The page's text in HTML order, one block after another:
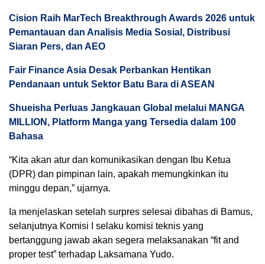
Cision Raih MarTech Breakthrough Awards 2026 untuk
Pemantauan dan Analisis Media Sosial, Distribusi
Siaran Pers, dan AEO
Fair Finance Asia Desak Perbankan Hentikan
Pendanaan untuk Sektor Batu Bara di ASEAN
Shueisha Perluas Jangkauan Global melalui MANGA
MILLION, Platform Manga yang Tersedia dalam 100
Bahasa
“Kita akan atur dan komunikasikan dengan Ibu Ketua
(DPR) dan pimpinan lain, apakah memungkinkan itu
minggu depan,” ujarnya.
Ia menjelaskan setelah surpres selesai dibahas di Bamus,
selanjutnya Komisi I selaku komisi teknis yang
bertanggung jawab akan segera melaksanakan “fit and
proper test” terhadap Laksamana Yudo.